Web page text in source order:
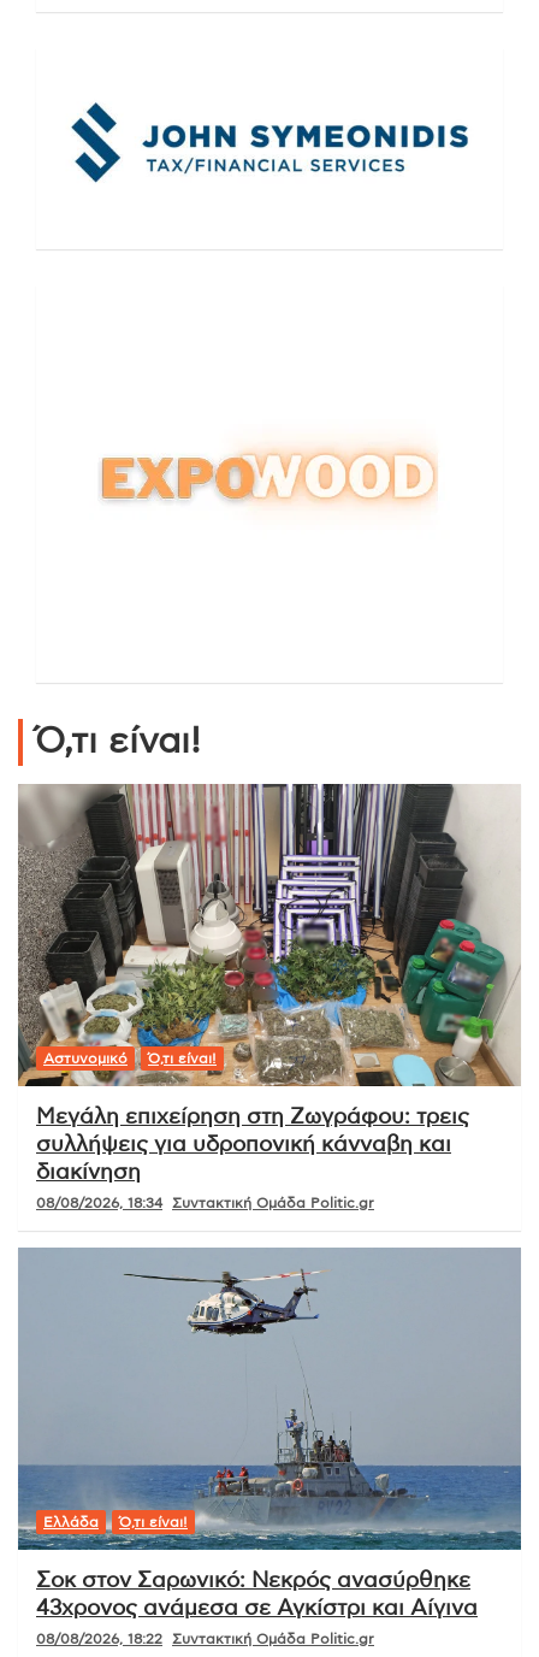
Ό,τι είναι!
Αστυνομικό Ό,τι είναι!
Μεγάλη επιχείρηση στη Ζωγράφου: τρεις
συλλήψεις για υδροπονική κάνναβη και
διακίνηση
08/08/2026, 18:34 Συντακτική Ομάδα Politic.gr
Ελλάδα Ό,τι είναι!
Σοκ στον Σαρωνικό: Νεκρός ανασύρθηκε
43χρονος ανάμεσα σε Αγκίστρι και Αίγινα
08/08/2026, 18:22 Συντακτική Ομάδα Politic.gr